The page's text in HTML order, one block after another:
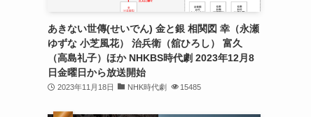
あきない世傳(せいでん) 金と銀 相関図 幸（永瀬
ゆずな 小芝風花） 治兵衛（舘ひろし） 富久
（高島礼子）ほか NHKBS時代劇 2023年12月8
日金曜日から放送開始
2023年11月18日 NHK時代劇 15485